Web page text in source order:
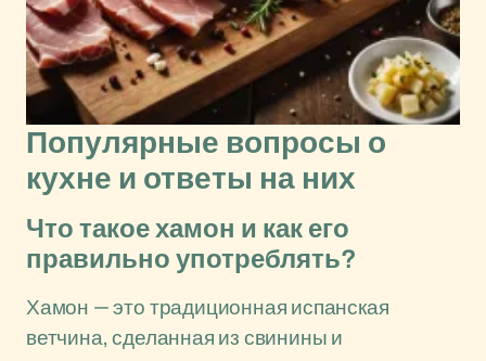
Популярные вопросы о
кухне и ответы на них
Что такое хамон и как его
правильно употреблять?
Хамон — это традиционная испанская
ветчина, сделанная из свинины и